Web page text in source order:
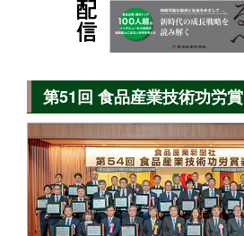
第51回 食品産業技術功労賞